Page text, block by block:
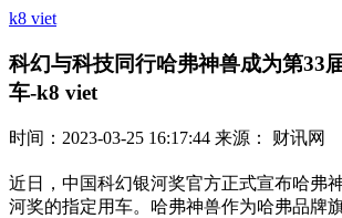
k8 viet
科幻与科技同行哈弗神兽成为第33
车-k8 viet
时间：2023-03-25 16:17:44 来源： 财讯网
近日，中国科幻银河奖官方正式宣布哈弗
河奖的指定用车。哈弗神兽作为哈弗品牌